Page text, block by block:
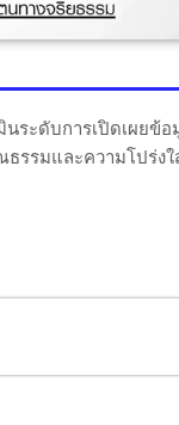
นระดับการเปิดเผยข้
รรมและความโปร่งใ